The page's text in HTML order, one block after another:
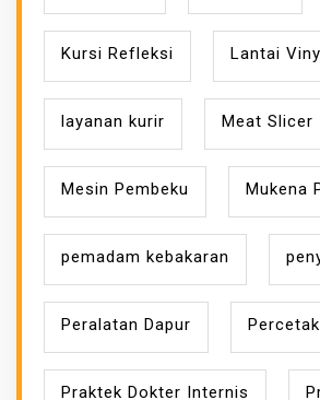
Kursi Refleksi Lantai
layanan kurir Meat Slicer
Mesin Pembeku Mukena
pemadam kebakaran
Peralatan Dapur
Praktek Dokter Internis